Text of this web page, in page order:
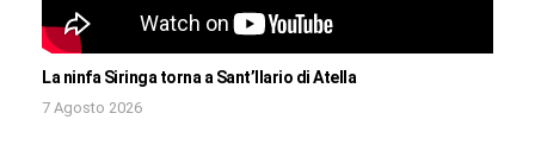
La ninfa Siringa torna a Sant’Ilario di Atella
7 Agosto 2026